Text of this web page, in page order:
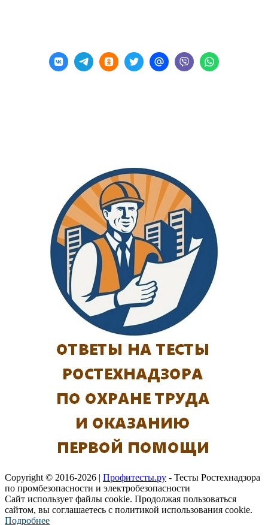
Copyright © 2016-2026 | Профитесты.ру - Тесты Ростехнадзора
по промбезопасности и электробезопасности
Сайт использует файлы cookie. Продолжая пользоваться
сайтом, вы соглашаетесь с политикой использования cookie.
Подробнее